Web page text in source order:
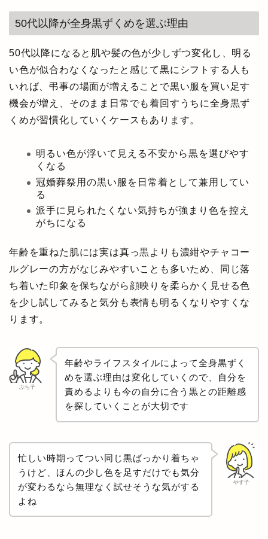
50代以降が全身黒ずくめを選ぶ理由
50代以降になると肌や髪の色が少しずつ変化し、明る
い色が似合わなくなったと感じて黒にシフトする人も
いれば、弔事の場面が増えることで黒い服を買い足す
機会が増え、そのまま日常でも着回すうちに全身黒ず
くめが習慣化していくケースもあります。
明るい色が浮いて見える不安から黒を選びやす
くなる
冠婚葬祭用の黒い服を日常着として兼用してい
る
派手に見られたくない気持ちが強まり色を控え
がちになる
年齢を重ねた肌には実は真っ黒よりも濃紺やチャコー
ルグレーの方がなじみやすいことも多いため、同じ落
ち着いた印象を保ちながら顔映りを柔らかく見せる色
を少し試してみると気分も表情も明るくなりやすくな
ります。
ぷち子
年齢やライフスタイルによって全身黒ずく
めを選ぶ理由は変化していくので、自分を
責めるよりも今の自分に合う黒との距離感
を探していくことが大切です
やす子
忙しい時期ってつい同じ黒ばっかり着ちゃ
うけど、ほんの少し色を足すだけでも気分
が変わるなら無理なく試せそうな気がする
よね